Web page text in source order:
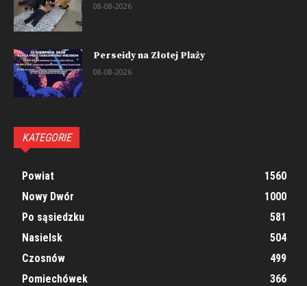
08-08-2026
Perseidy na Złotej Plaży
08-08-2026
KATEGORIE
Powiat
1560
Nowy Dwór
1000
Po sąsiedzku
581
Nasielsk
504
Czosnów
499
Pomiechówek
366